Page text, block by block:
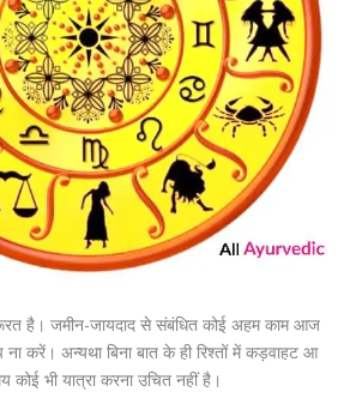
है। जमीन-जायदाद से संबंधित कोई अहम काम आज
करें। अन्यथा बिना बात के ही रिश्तों में कड़वाहट आ
भी यात्रा करना उचित नहीं है।